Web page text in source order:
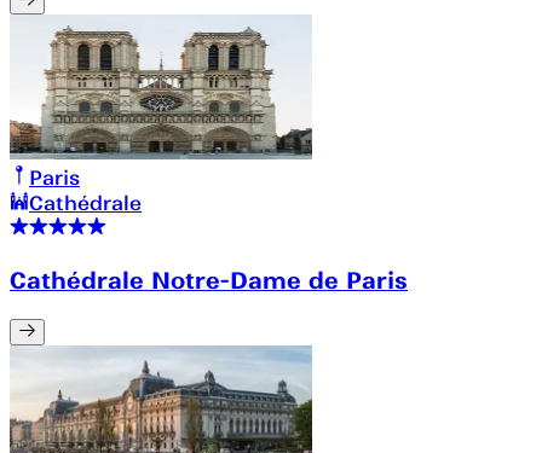
Paris
Cathédrale
Cathédrale Notre-Dame de Paris